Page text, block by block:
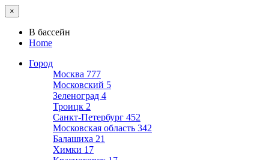
×
В бассейн
Home
Город
Москва 777
Московский 5
Зеленоград 4
Троицк 2
Санкт-Петербург 452
Московская область 342
Балашиха 21
Химки 17